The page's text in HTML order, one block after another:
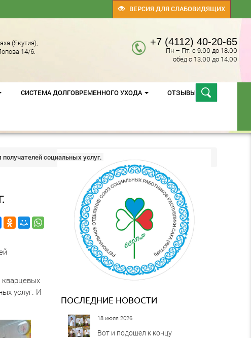
ВЕРСИЯ ДЛЯ СЛАБОВИДЯЩИХ
(Якутия),
14/6.
+7 (4112) 40-20-65
Пн – Пт: с 9.00 до 18.00
обед с 13.00 до 14.00
СИСТЕМА ДОЛГОВРЕМЕННОГО УХОДА ОТЗЫВЫ
социальных услуг.
кварцевых
услуг. И
ПОСЛЕДНИЕ НОВОСТИ
18 июля 2026
Вот и подошел к концу